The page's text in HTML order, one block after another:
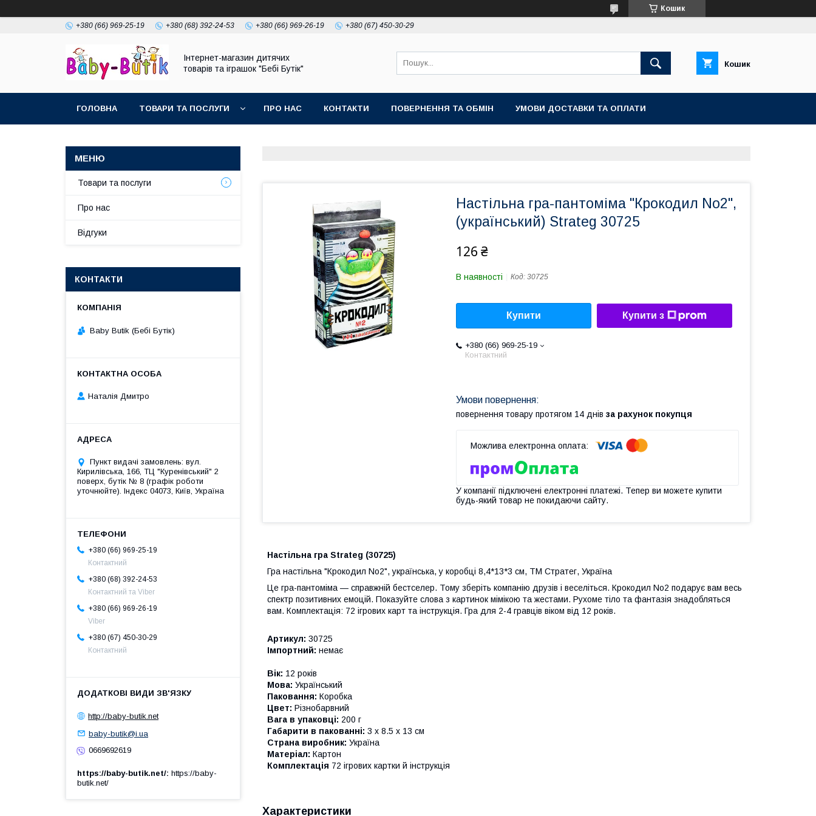
Кошик
+380 (66) 969-25-19 +380 (68) 392-24-53 +380 (66) 969-26-19 +380 (67) 450-30-29
Інтернет-магазин дитячих
товарів та іграшок "Бебі Бутік"
Кошик
ГОЛОВНА ТОВАРИ ТА ПОСЛУГИ ПРО НАС КОНТАКТИ ПОВЕРНЕННЯ ТА ОБМІН УМОВИ ДОСТАВКИ ТА ОПЛАТИ
Настільна гра-пантоміма "Крокодил No2",
(український) Strateg 30725
126 ₴
В наявності Код: 30725
Купити Купити з
+380 (66) 969-25-19
Контактний
повернення товару протягом 14 днів за рахунок покупця
У компанії підключені електронні платежі. Тепер ви можете купити
будь-який товар не покидаючи сайту.
Настільна гра Strateg (30725)
Гра настільна "Крокодил No2", українська, у коробці 8,4*13*3 см, ТМ Стратег, Україна
Це гра-пантоміма — справжній бестселер. Тому зберіть компанію друзів і веселіться. Крокодил No2 подарує вам весь
спектр позитивних емоцій. Показуйте слова з картинок мімікою та жестами. Рухоме тіло та фантазія знадобляться
вам. Комплектація: 72 ігрових карт та інструкція. Гра для 2-4 гравців віком від 12 років.
Артикул: 30725
Імпортний: немає
Вік: 12 років
Мова: Український
Паковання: Коробка
Цвет: Різнобарвний
Вага в упаковці: 200 г
Габарити в пакованні: 3 x 8.5 x 13 см
Страна виробник: Україна
Матеріал: Картон
Комплектація 72 ігрових картки й інструкція
Характеристики
Товари та послуги
Про нас
Відгуки
КОНТАКТИ
Baby Butik (Бебі Бутік)
Наталія Дмитро
Пункт видачі замовлень: вул.
Кирилівська, 166, ТЦ "Куренівський" 2
поверх, бутік № 8 (графік роботи
уточнюйте). Індекс 04073, Київ, Україна
+380 (66) 969-25-19
Контактний
+380 (68) 392-24-53
Контактний та Viber
+380 (66) 969-26-19
Viber
+380 (67) 450-30-29
Контактний
http://baby-butik.net
baby-butik@i.ua
0669692619
https://baby-butik.net/ https://baby-
butik.net/